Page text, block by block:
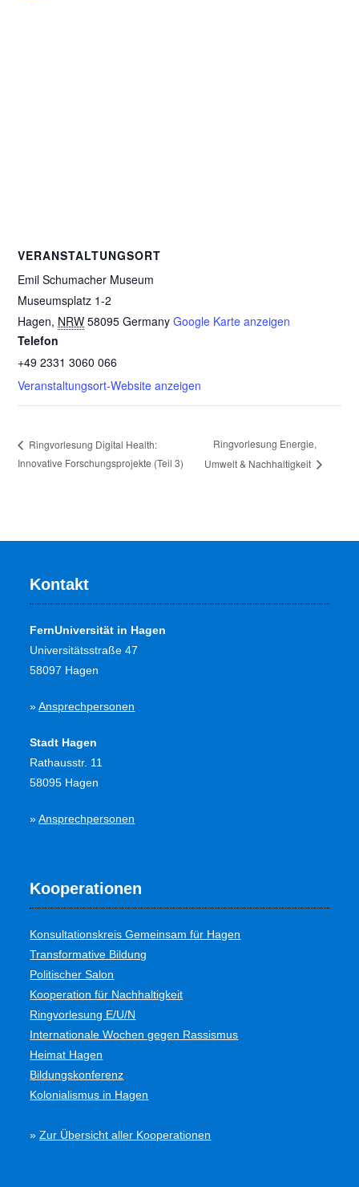
VERANSTALTUNGSORT
Emil Schumacher Museum
Museumsplatz 1-2
Hagen, NRW 58095 Germany Google Karte anzeigen
Telefon
+49 2331 3060 066
Veranstaltungsort-Website anzeigen
Ringvorlesung Digital Health:
Innovative Forschungsprojekte (Teil 3)
Ringvorlesung Energie,
Umwelt & Nachhaltigkeit
Kontakt
FernUniversität in Hagen
Universitätsstraße 47
58097 Hagen
»Ansprechpersonen
Stadt Hagen
Rathausstr. 11
58095 Hagen
»Ansprechpersonen
Kooperationen
Konsultationskreis Gemeinsam für Hagen
Transformative Bildung
Politischer Salon
Kooperation für Nachhaltigkeit
Ringvorlesung E/U/N
Internationale Wochen gegen Rassismus
Heimat Hagen
Bildungskonferenz
Kolonialismus in Hagen
»Zur Übersicht aller Kooperationen